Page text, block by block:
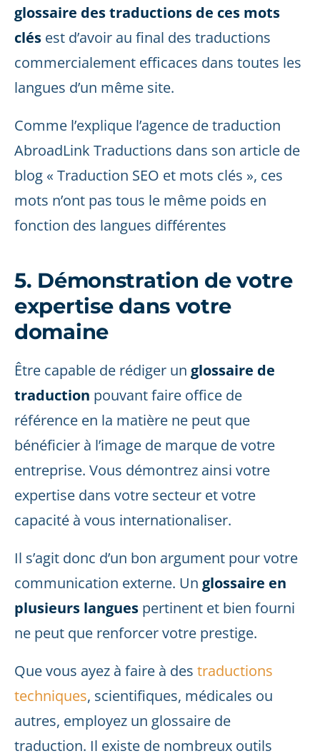
glossaire des traductions de ces mots
clés est d’avoir au final des traductions
commercialement efficaces dans toutes les
langues d’un même site.
Comme l’explique l’agence de traduction
AbroadLink Traductions dans son article de
blog « Traduction SEO et mots clés », ces
mots n’ont pas tous le même poids en
fonction des langues différentes
5. Démonstration de votre
expertise dans votre
domaine
Être capable de rédiger un glossaire de
traduction pouvant faire office de
référence en la matière ne peut que
bénéficier à l’image de marque de votre
entreprise. Vous démontrez ainsi votre
expertise dans votre secteur et votre
capacité à vous internationaliser.
Il s’agit donc d’un bon argument pour votre
communication externe. Un glossaire en
plusieurs langues pertinent et bien fourni
ne peut que renforcer votre prestige.
Que vous ayez à faire à des traductions
techniques, scientifiques, médicales ou
autres, employez un glossaire de
traduction. Il existe de nombreux outils